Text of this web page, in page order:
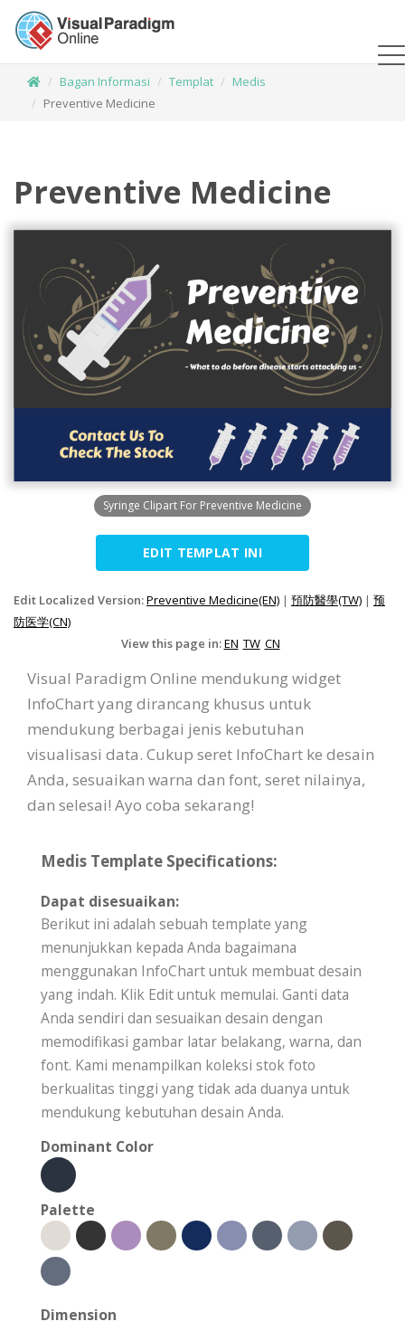
Bagan Informasi Templat
Medis
Preventive Medicine
Preventive Medicine
Syringe Clipart For Preventive Medicine
EDIT TEMPLAT INI
Edit Localized Version:Preventive Medicine(EN) | 預防醫學(TW) | 预
防医学(CN)
View this page in:EN TW CN
Visual Paradigm Online mendukung widget
InfoChart yang dirancang khusus untuk
mendukung berbagai jenis kebutuhan
visualisasi data. Cukup seret InfoChart ke desain
Anda, sesuaikan warna dan font, seret nilainya,
dan selesai! Ayo coba sekarang!
Medis Template Specifications:
Dapat disesuaikan:
Berikut ini adalah sebuah template yang
menunjukkan kepada Anda bagaimana
menggunakan InfoChart untuk membuat desain
yang indah. Klik Edit untuk memulai. Ganti data
Anda sendiri dan sesuaikan desain dengan
memodifikasi gambar latar belakang, warna, dan
font. Kami menampilkan koleksi stok foto
berkualitas tinggi yang tidak ada duanya untuk
mendukung kebutuhan desain Anda.
Dominant Color
Palette
Dimension